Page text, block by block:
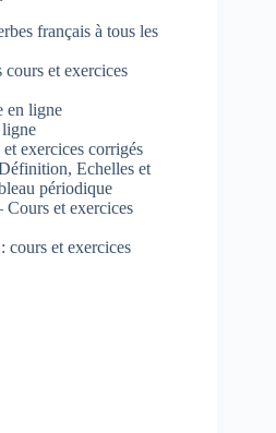
français à tous les
et exercices
en ligne
ligne
exercices corrigés
Echelles et
périodique
et exercices
cours et exercices